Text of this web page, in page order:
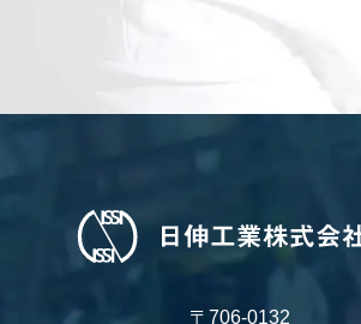
〒706-0132